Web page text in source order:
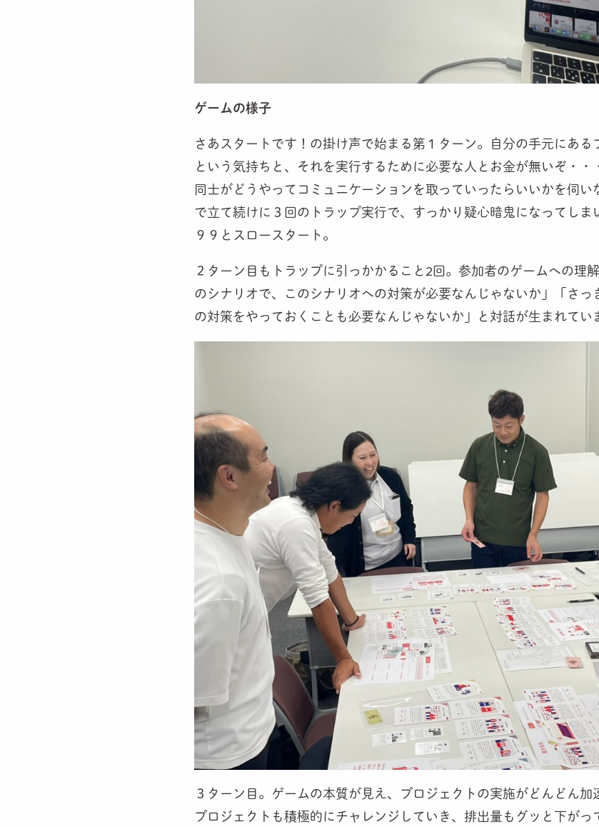
ゲームの様子
さあスター トです！の掛け声で始まる第１ターン。自分の手元にあ
という気持ちと、それを実行するために必要な人とお金が無いぞ・
同士がどうやってコミュニケーションを取っていったらいいかを伺い
で立て続けに３回のトラップ実行で、すっかり疑心暗鬼になってし
９９とスロースタート。
２ターン目もトラップに引っかかること2回。参加者のゲームへの理
のシナリオで、このシナリオへの対策が必要なんじゃないか」「さっ
の対策をやっておくことも必要なんじゃないか」と対話が生まれてい
３ターン目。ゲームの本質が見え、プロジェクトの実施がどんどん
プロジェクトも積極的にチャレンジしていき、排出量もグッと下がっ